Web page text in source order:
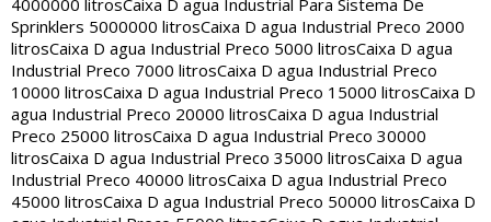
4000000 litrosCaixa D agua Industrial Para Sistema De
Sprinklers 5000000 litrosCaixa D agua Industrial Preco 2000
litrosCaixa D agua Industrial Preco 5000 litrosCaixa D agua
Industrial Preco 7000 litrosCaixa D agua Industrial Preco
10000 litrosCaixa D agua Industrial Preco 15000 litrosCaixa D
agua Industrial Preco 20000 litrosCaixa D agua Industrial
Preco 25000 litrosCaixa D agua Industrial Preco 30000
litrosCaixa D agua Industrial Preco 35000 litrosCaixa D agua
Industrial Preco 40000 litrosCaixa D agua Industrial Preco
45000 litrosCaixa D agua Industrial Preco 50000 litrosCaixa D